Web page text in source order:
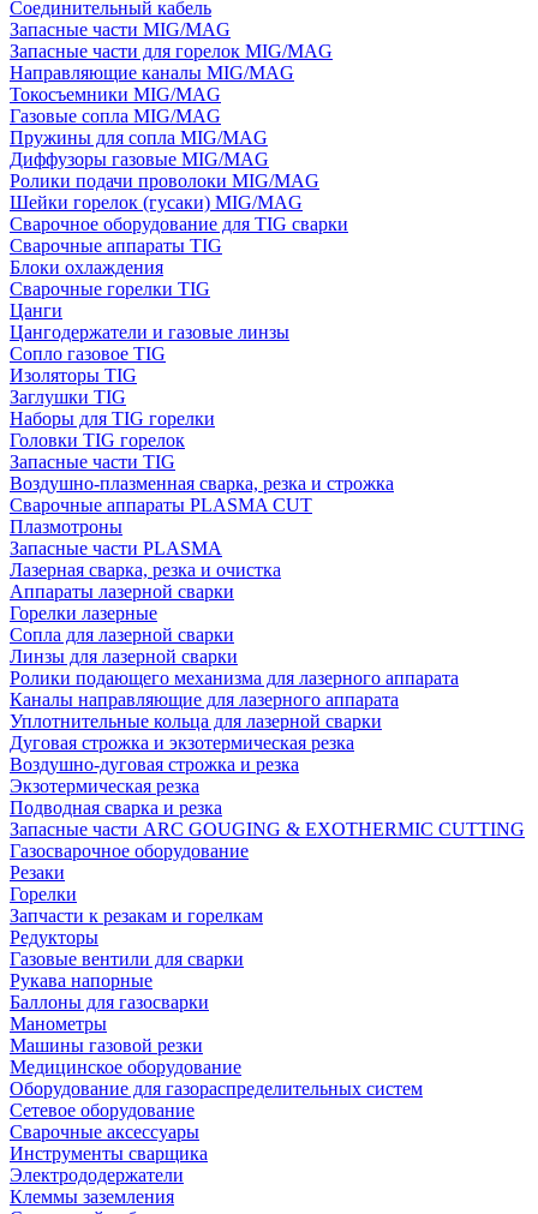
Соединительный кабель
Запасные части MIG/MAG
Запасные части для горелок MIG/MAG
Направляющие каналы MIG/MAG
Токосъемники MIG/MAG
Газовые сопла MIG/MAG
Пружины для сопла MIG/MAG
Диффузоры газовые MIG/MAG
Ролики подачи проволоки MIG/MAG
Шейки горелок (гусаки) MIG/MAG
Сварочное оборудование для TIG сварки
Сварочные аппараты TIG
Блоки охлаждения
Сварочные горелки TIG
Цанги
Цангодержатели и газовые линзы
Сопло газовое TIG
Изоляторы TIG
Заглушки TIG
Наборы для TIG горелки
Головки TIG горелок
Запасные части TIG
Воздушно-плазменная сварка, резка и строжка
Сварочные аппараты PLASMA CUT
Плазмотроны
Запасные части PLASMA
Лазерная сварка, резка и очистка
Аппараты лазерной сварки
Горелки лазерные
Сопла для лазерной сварки
Линзы для лазерной сварки
Ролики подающего механизма для лазерного аппарата
Каналы направляющие для лазерного аппарата
Уплотнительные кольца для лазерной сварки
Дуговая строжка и экзотермическая резка
Воздушно-дуговая строжка и резка
Экзотермическая резка
Подводная сварка и резка
Запасные части ARC GOUGING & EXOTHERMIC CUTTING
Газосварочное оборудование
Резаки
Горелки
Запчасти к резакам и горелкам
Редукторы
Газовые вентили для сварки
Рукава напорные
Баллоны для газосварки
Манометры
Машины газовой резки
Медицинское оборудование
Оборудование для газораспределительных систем
Сетевое оборудование
Сварочные аксессуары
Инструменты сварщика
Электрододержатели
Клеммы заземления